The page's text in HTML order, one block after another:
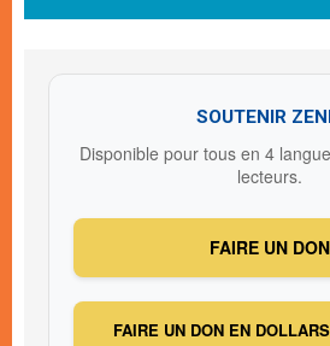
SOUTENIR
Disponible pour tous en 4
lecteurs.
FAIRE UN DON
FAIRE UN DON EN